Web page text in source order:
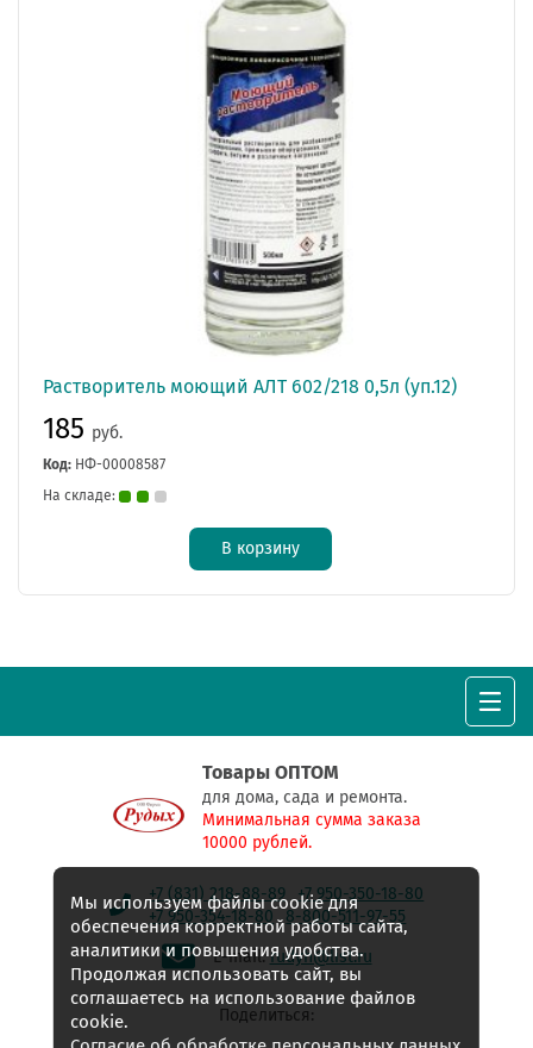
Растворитель моющий АЛТ 602/218 0,5л (уп.12)
185 руб.
Код: НФ-00008587
На складе:
В корзину
Товары ОПТОМ
для дома, сада и ремонта.
Минимальная сумма заказа
10000 рублей.
+7 (831) 218-88-89
+7 950-350-18-80
+7 950-354-18-80
8-800-511-97-55
E-mail:rudyh@list.ru
Поделиться:
Мы используем файлы cookie для
обеспечения корректной работы сайта,
аналитики и повышения удобства.
Продолжая использовать сайт, вы
соглашаетесь на использование файлов
cookie.